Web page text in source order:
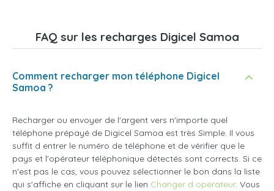
FAQ sur les recharges Digicel Samoa
Comment recharger mon téléphone Digicel
Samoa ?
Recharger ou envoyer de l'argent vers n'importe quel
téléphone prépayé de Digicel Samoa est très Simple. Il vous
suffit d entrer le numéro de téléphone et de vérifier que le
pays et l'opérateur téléphonique détectés sont corrects. Si ce
n'est pas le cas, vous pouvez sélectionner le bon dans la liste
qui s'affiche en cliquant sur le lien Changer d opérateur. Vous